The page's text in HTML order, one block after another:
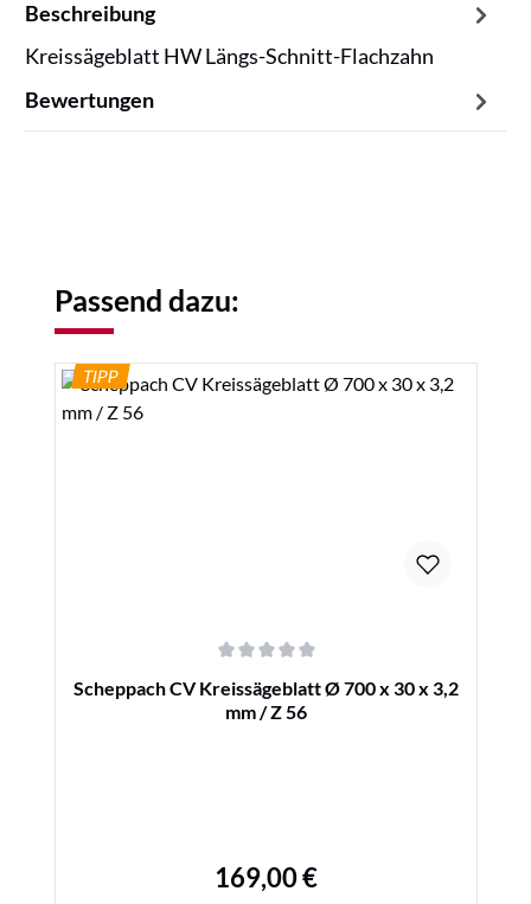
Beschreibung
Kreissägeblatt HW Längs-Schnitt-Flachzahn
Bewertungen
Produktgalerie überspringen
Passend dazu:
TIPP
Scheppach CV Kreissägeblatt Ø 700 x 30 x 3,2
mm / Z 56
Regulärer Preis:
169,00 €